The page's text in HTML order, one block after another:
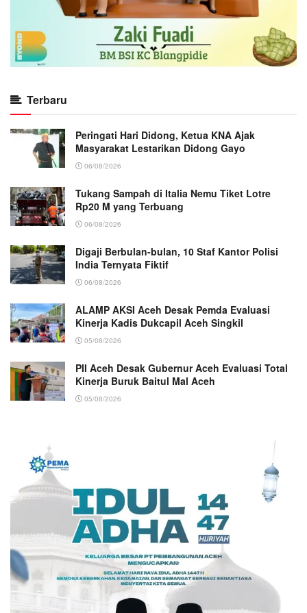
Terbaru
Peringati Hari Didong, Ketua KNA Ajak
Masyarakat Lestarikan Didong Gayo
06/08/2026
Tukang Sampah di Italia Nemu Tiket Lotre
Rp20 M yang Terbuang
06/08/2026
Digaji Berbulan-bulan, 10 Staf Kantor Polisi
India Ternyata Fiktif
06/08/2026
ALAMP AKSI Aceh Desak Pemda Evaluasi
Kinerja Kadis Dukcapil Aceh Singkil
05/08/2026
PII Aceh Desak Gubernur Aceh Evaluasi Total
Kinerja Buruk Baitul Mal Aceh
05/08/2026